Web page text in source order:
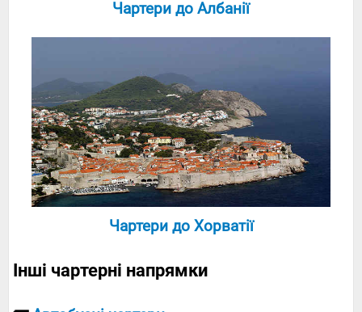
Чартери до Албанії
Чартери до Хорватії
Інші чартерні напрямки